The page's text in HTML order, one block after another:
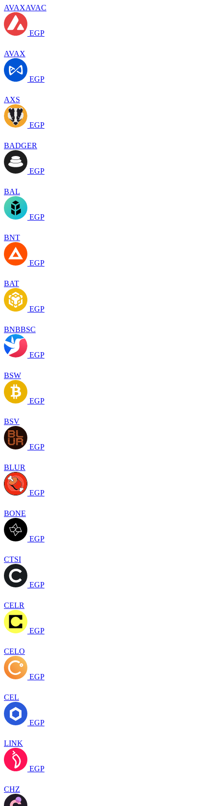
AVAXAVAC
EGP
AVAX
EGP
AXS
EGP
BADGER
EGP
BAL
EGP
BNT
EGP
BAT
EGP
BNBBSC
EGP
BSW
EGP
BSV
EGP
BLUR
EGP
BONE
EGP
CTSI
EGP
CELR
EGP
CELO
EGP
CEL
EGP
LINK
EGP
CHZ